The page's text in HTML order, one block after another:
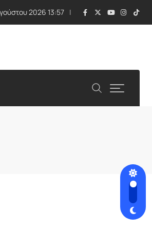
2026 13:57